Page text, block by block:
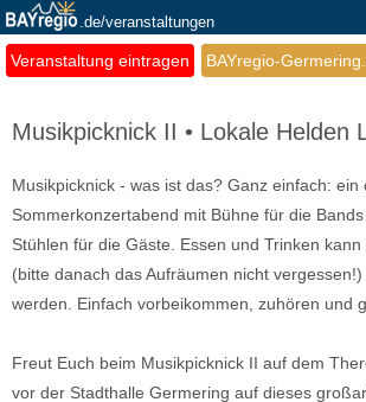
.de/veranstaltungen
Veranstaltung eintragen BAYregio-
Musikpicknick II • Lokale Helden
Musikpicknick - was ist das? Ganz einfach: ein
Sommerkonzertabend mit Bühne für die
Stühlen für die Gäste. Essen und Trinken
(bitte danach das Aufräumen nicht
werden. Einfach vorbeikommen, zuhören und
Freut Euch beim Musikpicknick II auf dem
vor der Stadthalle Germering auf dieses